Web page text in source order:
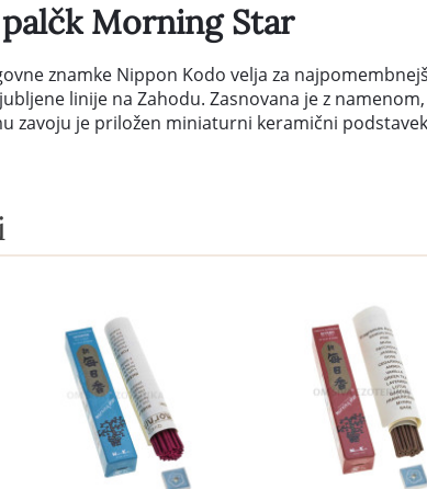
Morning Star
znamke Nippon Kodo velja za
linije na Zahodu. Zasnovana je z
zavoju je priložen miniaturni keramični